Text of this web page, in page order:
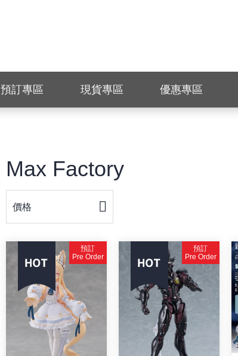
預訂專區 現貨專區 優惠專區
Max Factory
價格
預訂
Pre Order
預訂
Pre Order